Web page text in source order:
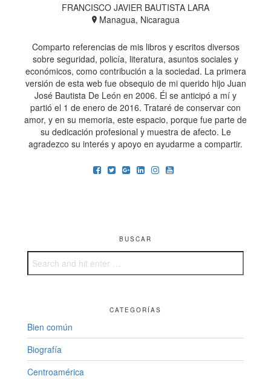
FRANCISCO JAVIER BAUTISTA LARA
Managua, Nicaragua
Comparto referencias de mis libros y escritos diversos
sobre seguridad, policía, literatura, asuntos sociales y
económicos, como contribución a la sociedad. La primera
versión de esta web fue obsequio de mi querido hijo Juan
José Bautista De León en 2006. Él se anticipó a mí y
partió el 1 de enero de 2016. Trataré de conservar con
amor, y en su memoria, este espacio, porque fue parte de
su dedicación profesional y muestra de afecto. Le
agradezco su interés y apoyo en ayudarme a compartir.
BUSCAR
CATEGORÍAS
Bien común
Biografía
Centroamérica